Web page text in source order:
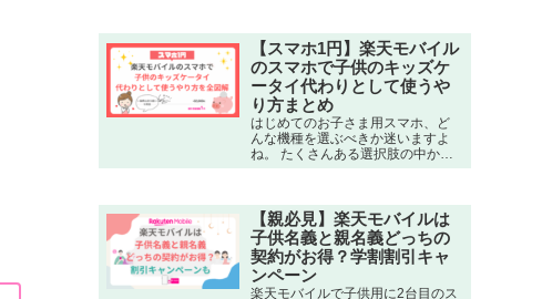
す。 12歳以下の子どもが楽天モバ
イルを利用する場合、月3GBまで
の利用で、家族割を併用する…
【スマホ1円】楽天モバイル
のスマホで子供のキッズケ
ータイ代わりとして使うや
り方まとめ
はじめてのお子さま用スマホ、ど
んな機種を選ぶべきか迷いますよ
ね。 たくさんある選択肢の中か
ら、楽天モバイルで楽天モバイル
きる選択肢で人気になっていま
す。 まだ知らない人が…
【親必見】楽天モバイルは
子供名義と親名義どっちの
契約がお得？学割割引キャ
ンペーン
楽天モバイルで子供用に2台目のス